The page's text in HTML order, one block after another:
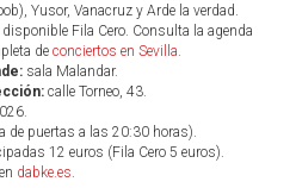
Yusor, Vanacruz y Arde la verdad.
disponible Fila Cero. Consulta la agenda
de conciertos en Sevilla.
sala Malandar.
calle Torneo, 43.
de puertas a las 20:30 horas).
12 euros (Fila Cero 5 euros).
dabke.es.